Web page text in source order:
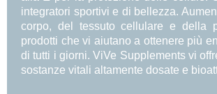
integratori sportivi e di bellezza.
corpo, del tessuto cellulare e della
prodotti che vi aiutano a ottenere più
di tutti i giorni. ViVe Supplements vi
sostanze vitali altamente dosate e